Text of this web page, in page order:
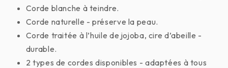
Corde blanche à teindre.
Corde naturelle - préserve la peau.
Corde traitée à l’huile de jojoba, cire d’abeille -
durable.
2 types de cordes disponibles - adaptées à tous